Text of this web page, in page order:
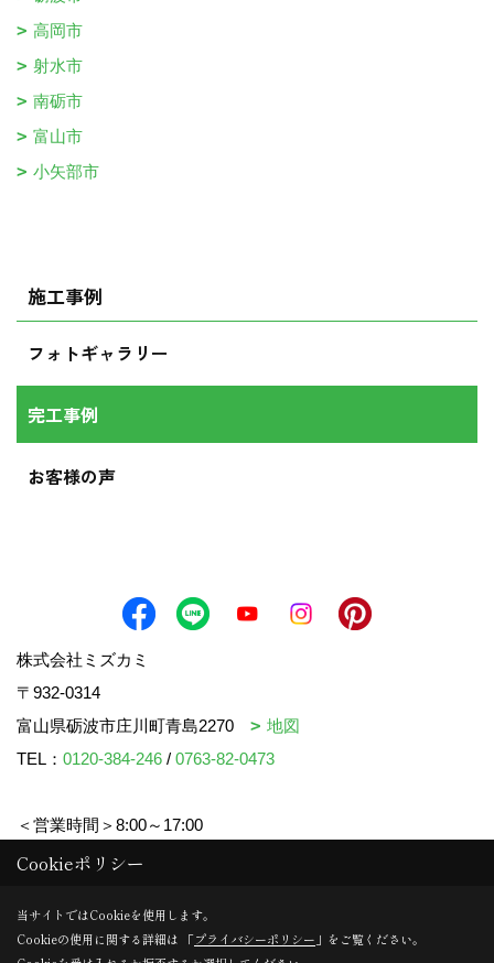
高岡市
射水市
南砺市
富山市
小矢部市
施工事例
フォトギャラリー
完工事例
お客様の声
株式会社ミズカミ
〒932-0314
富山県砺波市庄川町青島2270
地図
TEL： 0120-384-246 / 0763-82-0473
＜営業時間＞8:00～17:00
＜定休日＞水曜日・祝日
Copyright (c) mizukami. All Rights Reserved.
Cookieポリシー
当サイトではCookieを使用します。
Cookieの使用に関する詳細は 「プライバシーポリシー 」をご覧ください。